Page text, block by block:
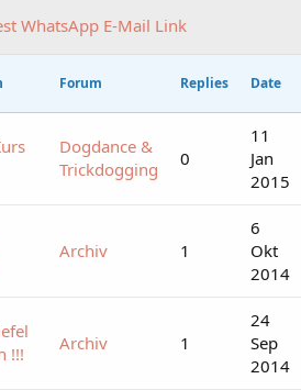
WhatsApp E-Mail Link
Forum Replies Date
Dogdance &
Trickdogging
0
11
Jan
2015
Archiv 1
6
Okt
2014
!!!
Archiv 1
24
Sep
2014